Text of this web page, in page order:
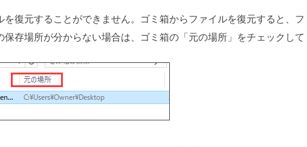
を復元することができません。ゴミ箱からファイルを復元すると、
存場所が分からない場合は、ゴミ箱の「元の場所」をチェックして